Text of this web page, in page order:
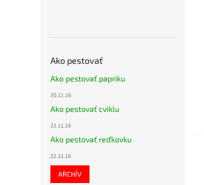
Ako pestovať
Ako pestovať papriku
30.11.16
Ako pestovať cviklu
23.11.16
Ako pestovať reďkovku
22.11.16
ARCHÍV